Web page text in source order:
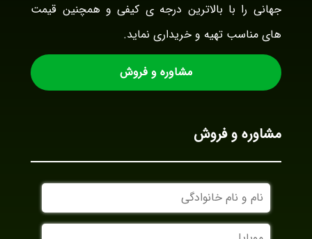
جهانی را با بالاترین درجه ی کیفی و همچنین قیمت
های مناسب تهیه و خریداری نماید.
مشاوره و فروش
مشاوره و فروش
نام
و
نام
خانوادگی
موبایل